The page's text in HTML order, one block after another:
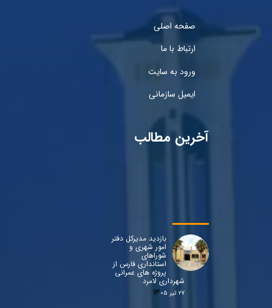
صفحه اصلی
ارتباط با ما
ورود به سایت
ایمیل سازمانی
آخرین مطالب
بازدید مدیرکل دفتر
امور شهری و
شوراهای
استانداری فارس از
پروژه های عمرانی
شهرداری لامرد
۲۷ تیر ۰۵